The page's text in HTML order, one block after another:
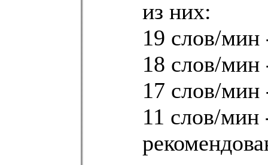
из них:
19 слов/мин
18 слов/мин
17 слов/мин
11 слов/мин